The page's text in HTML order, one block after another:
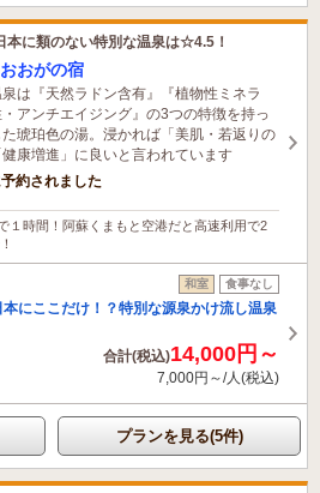
本に類のない特別な温泉は☆4.5！
おがの宿
は『天然ラドン含有』『植物性ミネラ
アンチエイジング』の3つの特徴を持っ
琥珀色の湯。浸かれば「美肌・若返りの
康増進」に良いと言われています
約されました
１時間！阿蘇くまもと空港だと高速利用で2
！
和室 食事なし
本にここだけ！？特別な源泉かけ流し温泉
合計(税込)14,000円～
7,000円～/人(税込)
プランを見る(5件)